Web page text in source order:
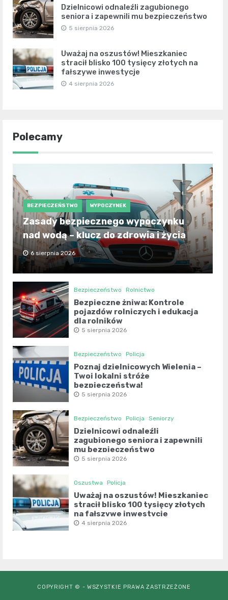
Dzielnicowi odnaleźli zagubionego
seniora i zapewnili mu bezpieczeństwo
5 sierpnia 2026
Uważaj na oszustów! Mieszkaniec
stracił blisko 100 tysięcy złotych na
fałszywe inwestycje
4 sierpnia 2026
Polecamy
BEZPIECZEŃSTWO WYPOCZYNEK
Zasady bezpiecznego wypoczynku
nad wodą – klucz do zdrowia i życia
6 sierpnia 2026
Bezpieczeństwo Rolnictwo
Bezpieczne żniwa: Kontrole
pojazdów rolniczych i edukacja
dla rolników
5 sierpnia 2026
Bezpieczeństwo Policja
Poznaj dzielnicowych Wielenia –
Twoi lokalni stróże
bezpieczeństwa!
5 sierpnia 2026
Bezpieczeństwo Policja Seniorzy
Dzielnicowi odnaleźli
zagubionego seniora i zapewnili
mu bezpieczeństwo
5 sierpnia 2026
Oszustwa Policja
Uważaj na oszustów! Mieszkaniec
stracił blisko 100 tysięcy złotych
na fałszywe inwestycje
4 sierpnia 2026
COPYRIGHT © - WSZYSTKIE PRAWA ZASTRZEŻONE